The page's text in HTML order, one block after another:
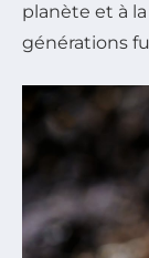
planète et à
générations